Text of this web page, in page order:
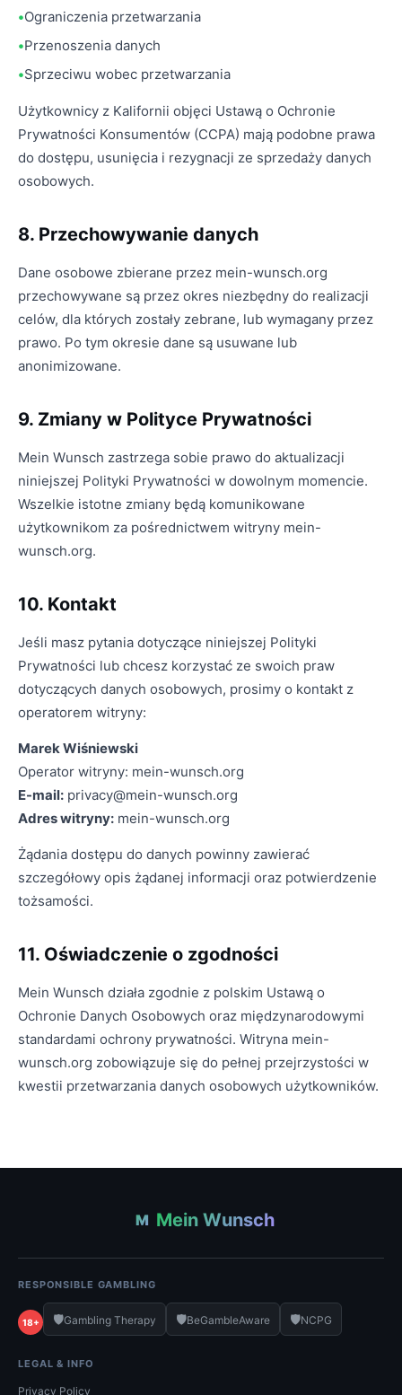
Ograniczenia przetwarzania
Przenoszenia danych
Sprzeciwu wobec przetwarzania
Użytkownicy z Kalifornii objęci Ustawą o Ochronie
Prywatności Konsumentów (CCPA) mają podobne prawa
do dostępu, usunięcia i rezygnacji ze sprzedaży danych
osobowych.
8. Przechowywanie danych
Dane osobowe zbierane przez mein-wunsch.org
przechowywane są przez okres niezbędny do realizacji
celów, dla których zostały zebrane, lub wymagany przez
prawo. Po tym okresie dane są usuwane lub
anonimizowane.
9. Zmiany w Polityce Prywatności
Mein Wunsch zastrzega sobie prawo do aktualizacji
niniejszej Polityki Prywatności w dowolnym momencie.
Wszelkie istotne zmiany będą komunikowane
użytkownikom za pośrednictwem witryny mein-
wunsch.org.
10. Kontakt
Jeśli masz pytania dotyczące niniejszej Polityki
Prywatności lub chcesz korzystać ze swoich praw
dotyczących danych osobowych, prosimy o kontakt z
operatorem witryny:
Marek Wiśniewski
Operator witryny: mein-wunsch.org
E-mail: privacy@mein-wunsch.org
Adres witryny: mein-wunsch.org
Żądania dostępu do danych powinny zawierać
szczegółowy opis żądanej informacji oraz potwierdzenie
tożsamości.
11. Oświadczenie o zgodności
Mein Wunsch działa zgodnie z polskim Ustawą o
Ochronie Danych Osobowych oraz międzynarodowymi
standardami ochrony prywatności. Witryna mein-
wunsch.org zobowiązuje się do pełnej przejrzystości w
kwestii przetwarzania danych osobowych użytkowników.
M Mein Wunsch
RESPONSIBLE GAMBLING
18+ 🛡️Gambling Therapy 🛡️BeGambleAware 🛡️NCPG
LEGAL & INFO
Privacy Policy